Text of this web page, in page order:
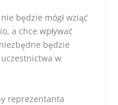
będzie mógł wziąć
a chce wpływać
będzie
w
reprezentanta